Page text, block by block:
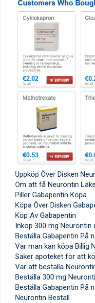
Uppköp Över Disken
Om att få Neurontin
Piller Gabapentin Köpa
Köpa Över Disken
Köp Av Gabapentin
Inköp 300 mg
Beställa Gabapentin På
Var man kan köpa Billig
Säker apoteket för att
Var att beställa
Beställa 300 mg
Beställa Gabapentin På
Neurontin Beställ